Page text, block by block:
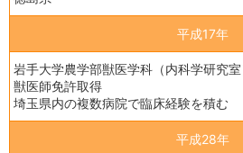
平成17年
岩手大学農学部獣医学科（内科学研究
獣医師免許取得
埼玉県内の複数病院で臨床経験を積む
平成28年